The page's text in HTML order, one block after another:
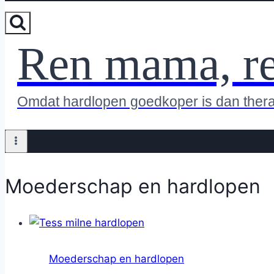
Ren mama,
Omdat hardlopen goedkoper is dan
Moederschap en hardlopen
Moederschap en hardlopen